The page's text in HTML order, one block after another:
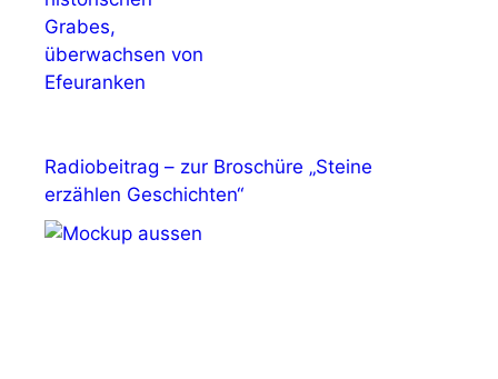
Radiobeitrag – zur Broschüre „Steine
erzählen Geschichten“